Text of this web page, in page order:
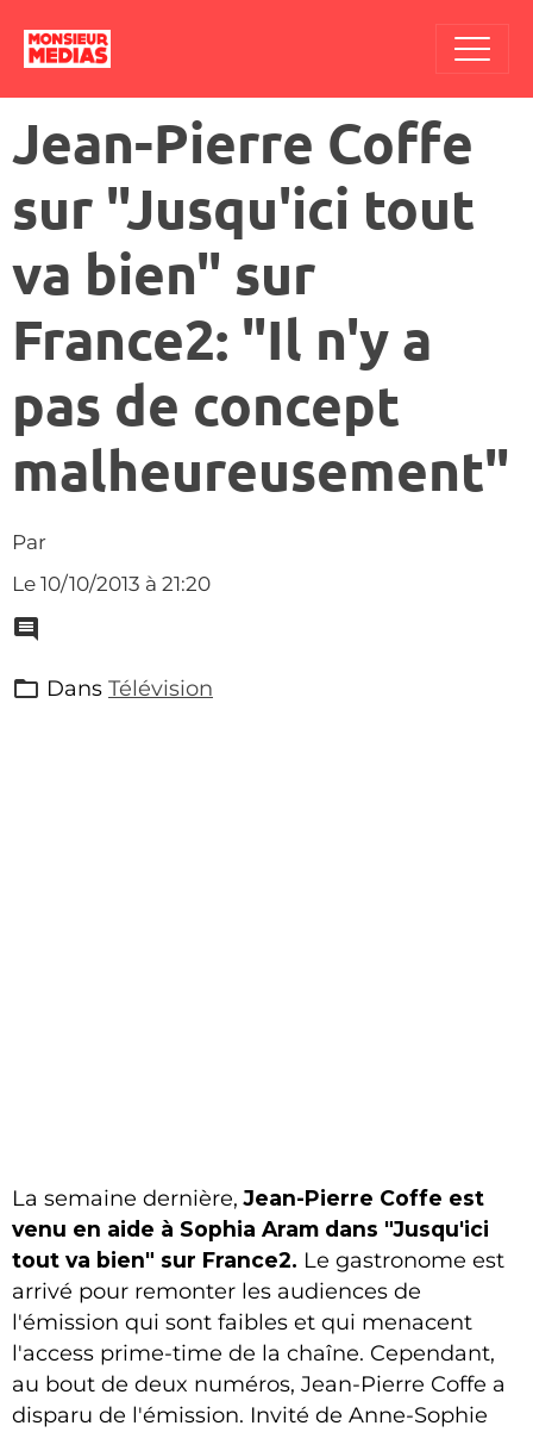
Jean-Pierre Coffe
sur "Jusqu'ici tout
va bien" sur
France2: "Il n'y a
pas de concept
malheureusement"
Par
Le 10/10/2013 à 21:20
Dans Télévision
La semaine dernière, Jean-Pierre Coffe est
venu en aide à Sophia Aram dans "Jusqu'ici
tout va bien" sur France2. Le gastronome est
arrivé pour remonter les audiences de
l'émission qui sont faibles et qui menacent
l'access prime-time de la chaîne. Cependant,
au bout de deux numéros, Jean-Pierre Coffe a
disparu de l'émission. Invité de Anne-Sophie